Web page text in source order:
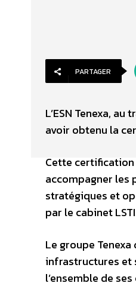
PARTAGER
L’ESN Tenexa,
avoir obtenu la
Cette certification
accompagner les
stratégiques et
par le cabinet
Le groupe
infrastructures et
l’ensemble de